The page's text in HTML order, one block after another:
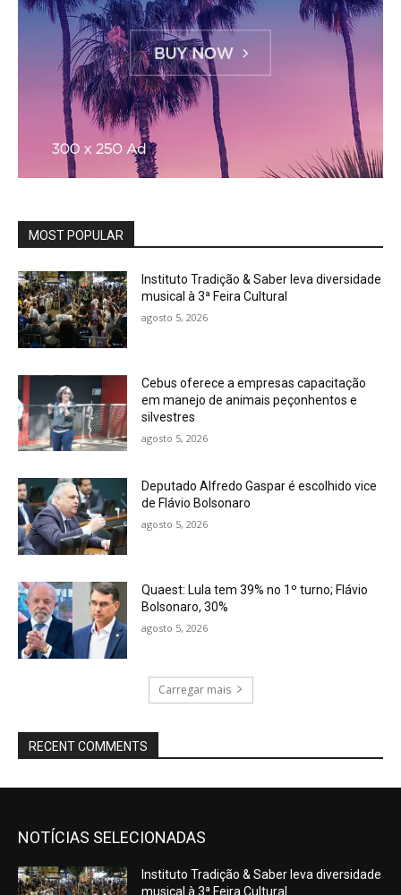
MOST POPULAR
Instituto Tradição & Saber leva diversidade
musical à 3ª Feira Cultural
agosto 5, 2026
Cebus oferece a empresas capacitação
em manejo de animais peçonhentos e
silvestres
agosto 5, 2026
Deputado Alfredo Gaspar é escolhido vice
de Flávio Bolsonaro
agosto 5, 2026
Quaest: Lula tem 39% no 1º turno; Flávio
Bolsonaro, 30%
agosto 5, 2026
Carregar mais
RECENT COMMENTS
NOTÍCIAS SELECIONADAS
Instituto Tradição & Saber leva diversidade
musical à 3ª Feira Cultural